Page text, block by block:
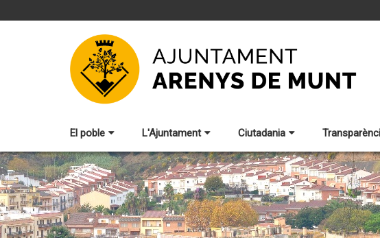
El poble L'Ajuntament Ciutadania